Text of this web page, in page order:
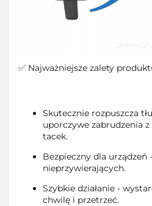
✅ Najważniejsze zalety
Skutecznie rozpuszcza
uporczywe zabrudzenia
tacek.
Bezpieczny dla urządzeń
nieprzywierających.
Szybkie działanie -
chwilę i przetrzeć.